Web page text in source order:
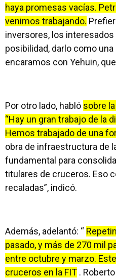
haya promesas vacías.
venimos trabajando.
inversores, los interesados
posibilidad, darlo como
encaramos con Yehuin,
Por otro lado, habló sobre
“Hay un gran trabajo de la
Hemos trabajado de una
obra de infraestructura de
fundamental para
titulares de cruceros. Eso
recaladas”, indicó.
Además, adelantó: “
pasado, y más de 270 mil
entre octubre y marzo.
cruceros en la FIT .